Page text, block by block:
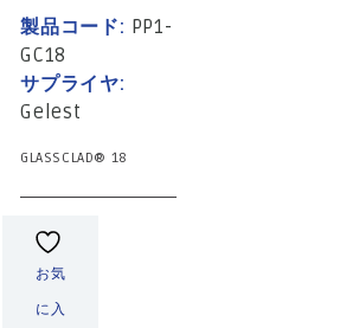
製品コード: PP1-
GC18
サプライヤ:
Gelest
GLASSCLAD® 18
お気
に入